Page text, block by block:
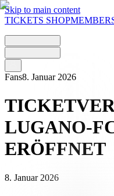
Skip to main content
TICKETS SHOP
Fans8. Januar 2026
LUGANO-
ERÖFFNET
8. Januar 2026